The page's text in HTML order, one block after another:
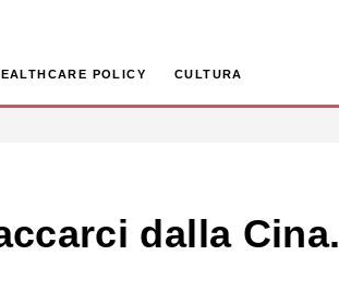
POLICY CULTURA
dalla Cina.